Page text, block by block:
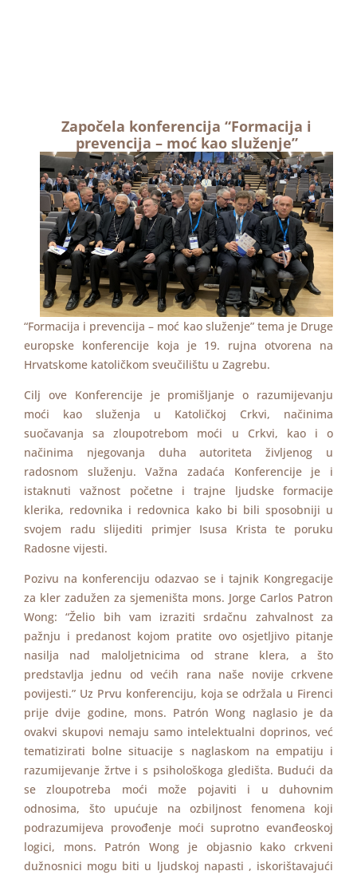
Započela konferencija “Formacija i
prevencija – moć kao služenje”
“Formacija i prevencija – moć kao služenje” tema je Druge
europske konferencije koja je 19. rujna otvorena na
Hrvatskome katoličkom sveučilištu u Zagrebu.
Cilj ove Konferencije je promišljanje o razumijevanju
moći kao služenja u Katoličkoj Crkvi, načinima
suočavanja sa zloupotrebom moći u Crkvi, kao i o
načinima njegovanja duha autoriteta življenog u
radosnom služenju. Važna zadaća Konferencije je i
istaknuti važnost početne i trajne ljudske formacije
klerika, redovnika i redovnica kako bi bili sposobniji u
svojem radu slijediti primjer Isusa Krista te poruku
Radosne vijesti.
Pozivu na konferenciju odazvao se i tajnik Kongregacije
za kler zadužen za sjemeništa mons. Jorge Carlos Patron
Wong: “Želio bih vam izraziti srdačnu zahvalnost za
pažnju i predanost kojom pratite ovo osjetljivo pitanje
nasilja nad maloljetnicima od strane klera, a što
predstavlja jednu od većih rana naše novije crkvene
povijesti.” Uz Prvu konferenciju, koja se održala u Firenci
prije dvije godine, mons. Patrón Wong naglasio je da
ovakvi skupovi nemaju samo intelektualni doprinos, već
tematizirati bolne situacije s naglaskom na empatiju i
razumijevanje žrtve i s psihološkoga gledišta. Budući da
se zloupotreba moći može pojaviti i u duhovnim
odnosima, što upućuje na ozbiljnost fenomena koji
podrazumijeva provođenje moći suprotno evanđeoskoj
logici, mons. Patrón Wong je objasnio kako crkveni
dužnosnici mogu biti u ljudskoj napasti , iskorištavajući